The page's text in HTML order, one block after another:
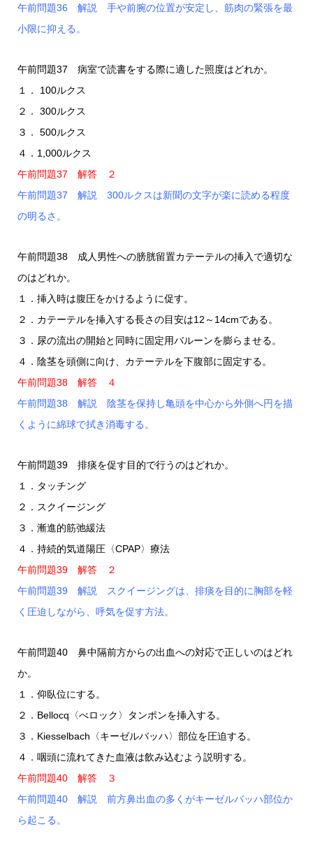
午前問題36 解説 手や前腕の位置が安定し、筋肉の緊張を最
小限に抑える。
午前問題37 病室で読書をする際に適した照度はどれか。
１． 100ルクス
２． 300ルクス
３． 500ルクス
４．1,000ルクス
午前問題37 解答 ２
午前問題37 解説 300ルクスは新聞の文字が楽に読める程度
の明るさ。
午前問題38 成人男性への膀胱留置カテーテルの挿入で適切な
のはどれか。
１．挿入時は腹圧をかけるように促す。
２．カテーテルを挿入する長さの目安は12～14cmである。
３．尿の流出の開始と同時に固定用バルーンを膨らませる。
４．陰茎を頭側に向け、カテーテルを下腹部に固定する。
午前問題38 解答 ４
午前問題38 解説 陰茎を保持し亀頭を中心から外側へ円を描
くように綿球で拭き消毒する。
午前問題39 排痰を促す目的で行うのはどれか。
１．タッチング
２．スクイージング
３．漸進的筋弛緩法
４．持続的気道陽圧〈CPAP〉療法
午前問題39 解答 ２
午前問題39 解説 スクイージングは、排痰を目的に胸部を軽
く圧迫しながら、呼気を促す方法。
午前問題40 鼻中隔前方からの出血への対応で正しいのはどれ
か。
１．仰臥位にする。
２．Bellocq〈べロック〉タンポンを挿入する。
３．Kiesselbach〈キーゼルバッハ〉部位を圧迫する。
４．咽頭に流れてきた血液は飲み込むよう説明する。
午前問題40 解答 ３
午前問題40 解説 前方鼻出血の多くがキーゼルバッハ部位か
ら起こる。